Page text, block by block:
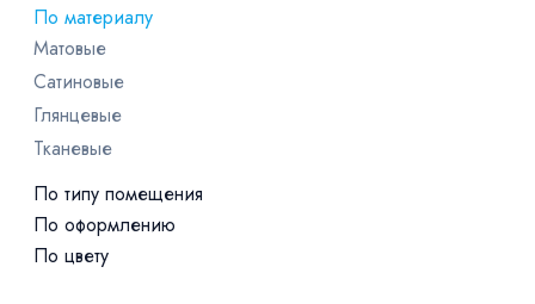
По материалу
Матовые
Сатиновые
Глянцевые
Тканевые
По типу помещения
Для бассейна
В ванную
По оформлению
Кривые линии
По цвету